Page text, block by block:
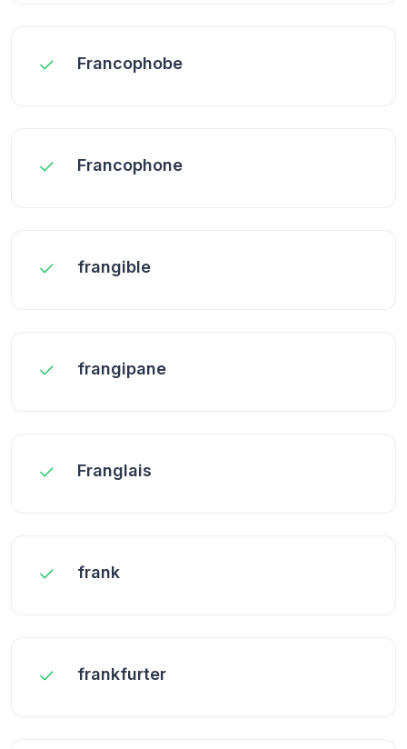
Francophobe
Francophone
frangible
frangipane
Franglais
frank
frankfurter